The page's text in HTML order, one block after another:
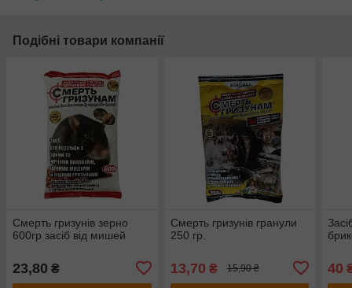
Подібні товари компанії
Смерть гризунів зерно
600гр засіб від мишей
23,80 ₴
Смерть гризунів гранули
250 гр.
13,70 ₴ 15,90 ₴ 40